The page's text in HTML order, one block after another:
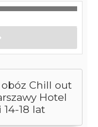
Chill out
Hotel
18 lat